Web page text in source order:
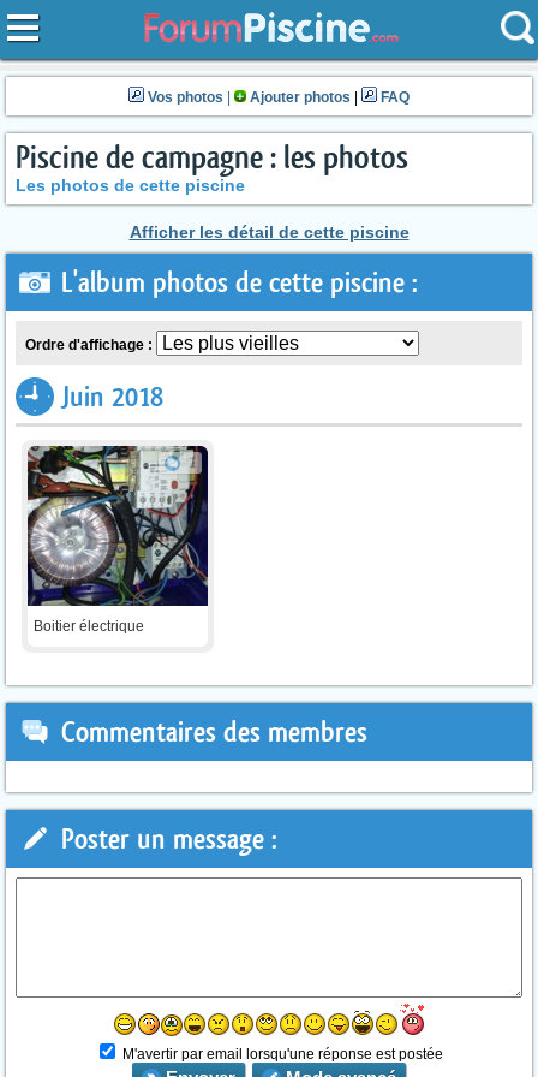
Vos photos Ajouter photos FAQ
Piscine de campagne : les photos
Les photos de cette piscine
Afficher les détail de cette piscine
L'album photos de cette piscine :
Ordre d'affichage :
Juin 2018
1
Boitier électrique
Commentaires des membres
Poster un message :
M'avertir par email lorsqu'une réponse est postée